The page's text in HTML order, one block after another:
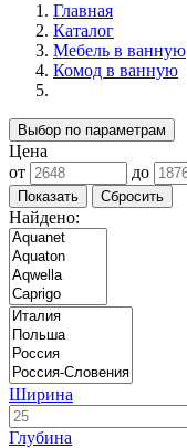
Главная
Каталог
Мебель в ванную
Комод в ванную
Выбор по параметрам
Цена
от
до
Найдено:
Ширина
Глубина